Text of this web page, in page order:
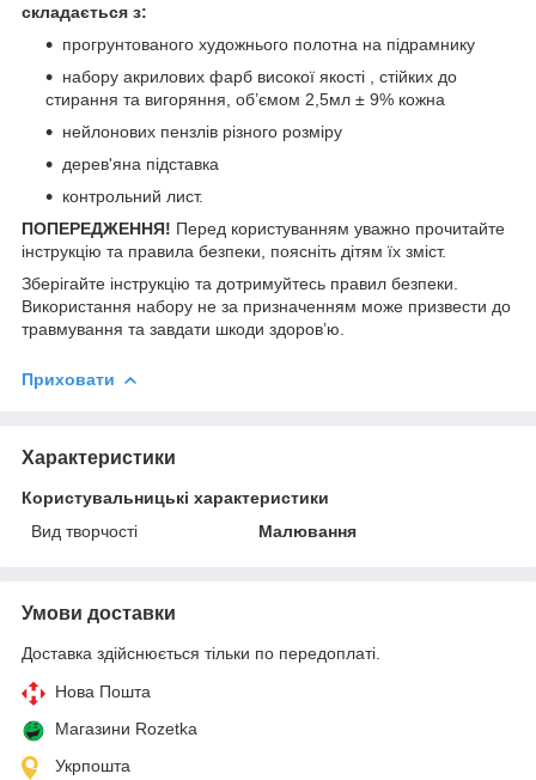
складається з:
прогрунтованого художнього полотна на підрамнику
набору акрилових фарб високої якості , стійких до
стирання та вигоряння, об’ємом 2,5мл ± 9% кожна
нейлонових пензлів різного розміру
дерев'яна підставка
контрольний лист.
ПОПЕРЕДЖЕННЯ! Перед користуванням уважно прочитайте
інструкцію та правила безпеки, поясніть дітям їх зміст.
Зберігайте інструкцію та дотримуйтесь правил безпеки.
Використання набору не за призначенням може призвести до
травмування та завдати шкоди здоров’ю.
Приховати
Характеристики
Користувальницькі характеристики
Вид творчості
Малювання
Умови доставки
Доставка здійснюється тільки по передоплаті.
Нова Пошта
Магазини Rozetka
Укрпошта